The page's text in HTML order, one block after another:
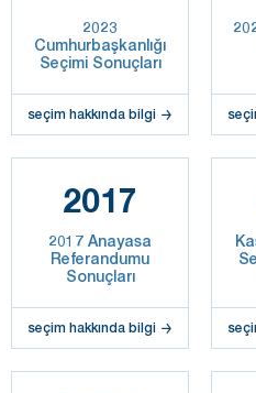
2023
Cumhurbaşkanlığı
Seçimi Sonuçları
seçim hakkında bilgi
2017
2017 Anayasa
Referandumu
Sonuçları
seçim hakkında bilgi